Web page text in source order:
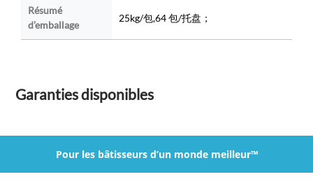
Résumé
d’emballage
25kg/包,64 包/托盘；
Garanties disponibles
Pour les bâtisseurs d’un monde meilleur™